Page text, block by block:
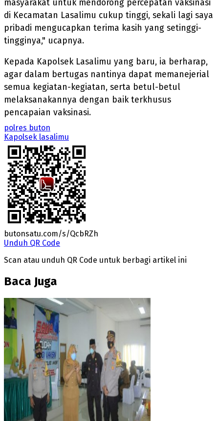
masyarakat untuk mendorong percepatan vaksinasi
di Kecamatan Lasalimu cukup tinggi, sekali lagi saya
pribadi mengucapkan terima kasih yang setinggi-
tingginya," ucapnya.
Kepada Kapolsek Lasalimu yang baru, ia berharap,
agar dalam bertugas nantinya dapat memanejerial
semua kegiatan-kegiatan, serta betul-betul
melaksanakannya dengan baik terkhusus
pencapaian vaksinasi.
polres buton
Kapolsek lasalimu
butonsatu.com/s/QcbRZh
Unduh QR Code
Scan atau unduh QR Code untuk berbagi artikel ini
Baca Juga